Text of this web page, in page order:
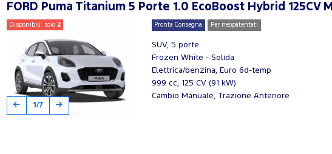
FORD Puma Titanium 5 Porte 1.0 EcoBoost Hybrid 125CV
Disponibili: solo 2
1/7
Pronta Consegna Per neopatentati
SUV, 5 porte
Frozen White - Solida
Elettrica/benzina, Euro 6d-temp
999 cc, 125 CV (91 kW)
Cambio Manuale, Trazione Anteriore